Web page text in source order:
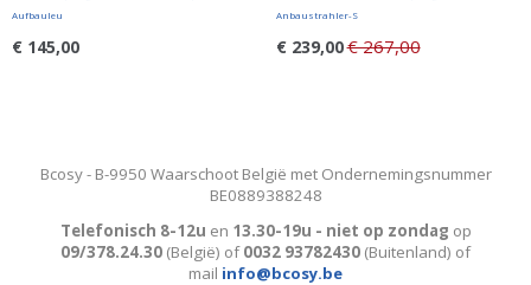
Aufbauleu
€ 145,00
Anbaustrahler-S
€ 239,00€ 267,00
Bcosy - B-9950 Waarschoot België met Ondernemingsnummer
BE0889388248
Telefonisch 8-12u en 13.30-19u - niet op zondag op
09/378.24.30 (België) of0032 93782430 (Buitenland) of
mail info@bcosy.be